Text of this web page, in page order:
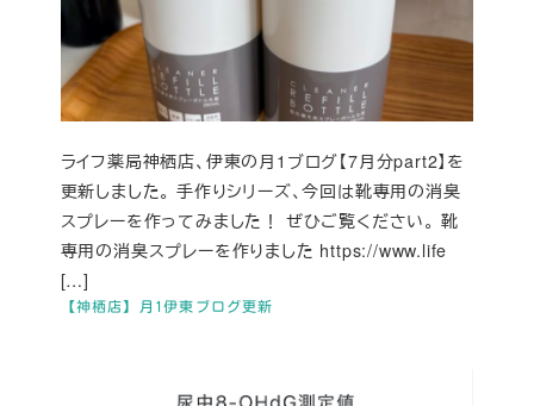
【神栖店】月1伊東ブログ更新
ライフ薬局神栖店、伊東の月1ブログ【7月分part2】を
更新しました。 手作りシリーズ、今回は靴専用の消臭
スプレーを作ってみました！ ぜひご覧ください。 靴
専用の消臭スプレーを作りました https://www.life
[…]